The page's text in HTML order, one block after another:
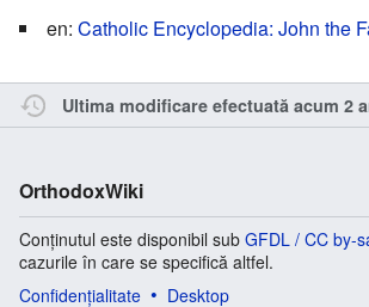
en: Catholic Encyclopedia: John the
Ultima modificare efectuată acum 2
OrthodoxWiki
Conținutul este disponibil sub GFDL / CC by-
cazurile în care se specifică altfel.
Confidențialitate
Desktop